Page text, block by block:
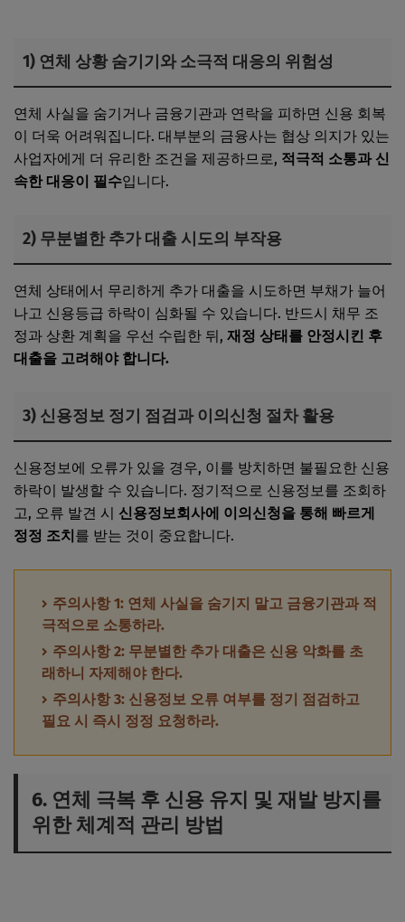
1) 연체 상황 숨기기와 소극적 대응의 위험성
연체 사실을 숨기거나 금융기관과 연락을 피하면 신용 회복
이 더욱 어려워집니다. 대부분의 금융사는 협상 의지가 있는
사업자에게 더 유리한 조건을 제공하므로, 적극적 소통과 신
속한 대응이 필수입니다.
2) 무분별한 추가 대출 시도의 부작용
연체 상태에서 무리하게 추가 대출을 시도하면 부채가 늘어
나고 신용등급 하락이 심화될 수 있습니다. 반드시 채무 조
정과 상환 계획을 우선 수립한 뒤, 재정 상태를 안정시킨 후
대출을 고려해야 합니다.
3) 신용정보 정기 점검과 이의신청 절차 활용
신용정보에 오류가 있을 경우, 이를 방치하면 불필요한 신용
하락이 발생할 수 있습니다. 정기적으로 신용정보를 조회하
고, 오류 발견 시 신용정보회사에 이의신청을 통해 빠르게
정정 조치 를 받는 것이 중요합니다.
주의사항 1: 연체 사실을 숨기지 말고 금융기관과 적
극적으로 소통하라.
주의사항 2: 무분별한 추가 대출은 신용 악화를 초
래하니 자제해야 한다.
주의사항 3: 신용정보 오류 여부를 정기 점검하고
필요 시 즉시 정정 요청하라.
6. 연체 극복 후 신용 유지 및 재발 방지를
위한 체계적 관리 방법